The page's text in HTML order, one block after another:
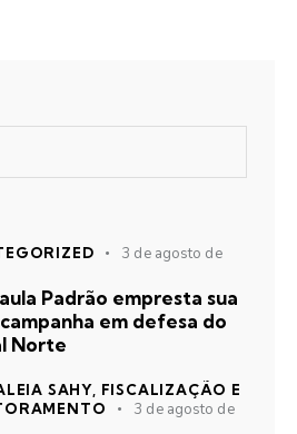
3 de agosto de
Padrão empresta sua
em defesa do
Norte
SAHY, FISCALIZAÇÃO E
3 de agosto de